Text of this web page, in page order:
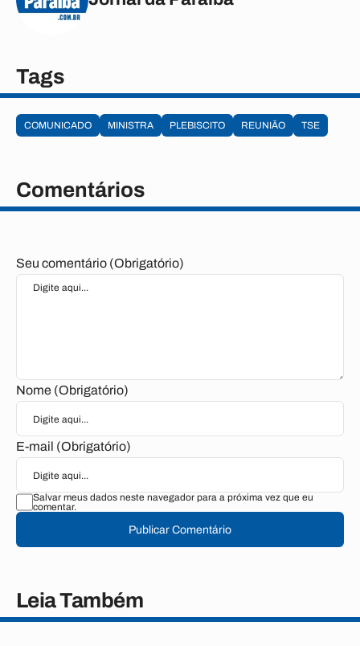
Tags
COMUNICADO MINISTRA PLEBISCITO REUNIÃO TSE
Comentários
Seu comentário (Obrigatório)
Nome (Obrigatório)
E-mail (Obrigatório)
Salvar meus dados neste navegador para a próxima vez que eu
comentar.
Publicar Comentário
Leia Também